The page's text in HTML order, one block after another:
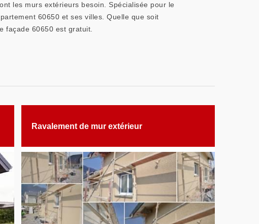
les murs extérieurs besoin. Spécialisée pour le
60650 et ses villes. Quelle que soit
façade 60650 est gratuit.
Ravalement de mur extérieur